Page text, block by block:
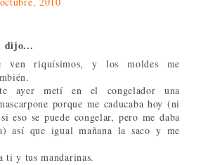
dijo...
ven riquísimos, y los moldes me
ayer metí en el congelador una
porque me caducaba hoy (ni
eso se puede congelar, pero me daba
así que igual mañana la saco y me
ti y tus mandarinas.